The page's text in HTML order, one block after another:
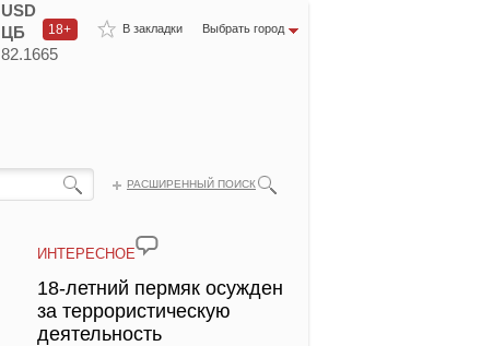
В закладки Выбрать город
18+
USD
ЦБ
82.1665
РАСШИРЕННЫЙ ПОИСК
ИНТЕРЕСНОЕ
18-летний пермяк осужден
за террористическую
деятельность